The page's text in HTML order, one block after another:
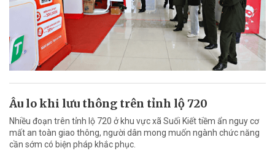
Âu lo khi lưu thông trên tỉnh lộ 720
Nhiều đoạn trên tỉnh lộ 720 ở khu vực xã Suối Kiết tiềm ẩn nguy cơ
mất an toàn giao thông, người dân mong muốn ngành chức năng
cần sớm có biện pháp khắc phục.